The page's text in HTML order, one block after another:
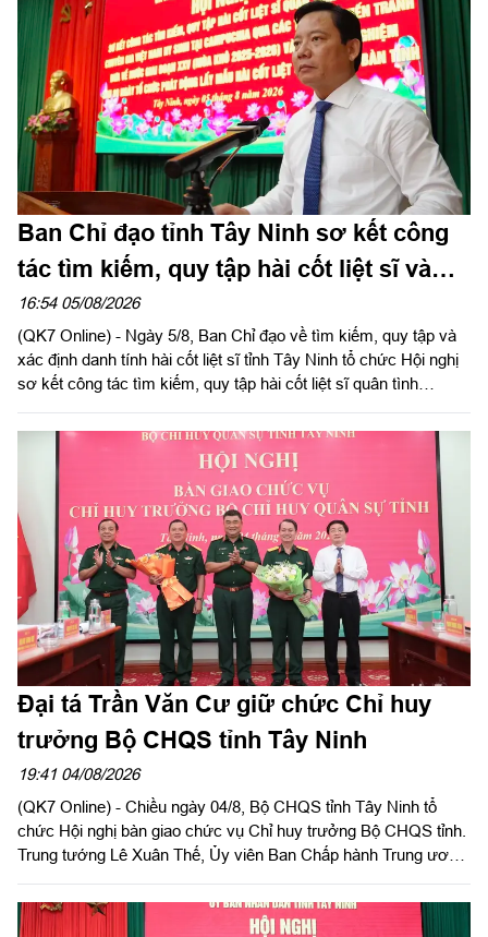
Ban Chỉ đạo tỉnh Tây Ninh sơ kết công
tác tìm kiếm, quy tập hài cốt liệt sĩ và
đẩy mạnh Chiến dịch 500 ngày đêm
16:54 05/08/2026
(QK7 Online) - Ngày 5/8, Ban Chỉ đạo về tìm kiếm, quy tập và
xác định danh tính hài cốt liệt sĩ tỉnh Tây Ninh tổ chức Hội nghị
sơ kết công tác tìm kiếm, quy tập hài cốt liệt sĩ quân tình
tranh tại Campuchia đưa về nước giai đoạn XXV; rút kinh
nghiệm sau 60 ngày triển khai lấy mẫu hài cốt liệt sĩ; phát động
đợt thi đua cao điểm với chủ đề “350 ngày đêm thần tốc, quyết
thắng”. Đồng chí Phạm Tấn Hòa, Phó chủ tịch UBND tỉnh Tây
Ninh, Trưởng ban Chỉ đạo về tìm kiếm, quy tập và xác định
danh tính hài cốt liệt sĩ tỉnh Tây Ninh chủ trì hội nghị.
Đại tá Trần Văn Cư giữ chức Chỉ huy
trưởng Bộ CHQS tỉnh Tây Ninh
19:41 04/08/2026
(QK7 Online) - Chiều ngày 04/8, Bộ CHQS tỉnh Tây Ninh tổ
chức Hội nghị bàn giao chức vụ Chỉ huy trưởng Bộ CHQS tỉnh.
Trung tướng Lê Xuân Thế, Ủy viên Ban Chấp hành Trung ương
lệnh Quân khu 7 và đồng chí Nguyễn Văn Quyết, Ủy viên Ban
Chấp hành Trung ương Đảng, Bí thư Tỉnh ủy, Bí thư Đảng ủy